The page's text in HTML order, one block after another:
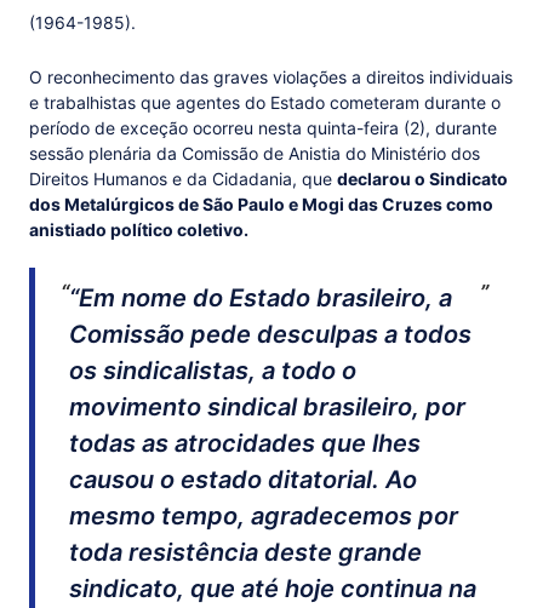
(1964-1985).
O reconhecimento das graves violações a direitos individuais
e trabalhistas que agentes do Estado cometeram durante o
período de exceção ocorreu nesta quinta-feira (2), durante
sessão plenária da Comissão de Anistia do Ministério dos
Direitos Humanos e da Cidadania, que declarou o Sindicato
dos Metalúrgicos de São Paulo e Mogi das Cruzes como
anistiado político coletivo.
“Em nome do Estado brasileiro, a
Comissão pede desculpas a todos
os sindicalistas, a todo o
movimento sindical brasileiro, por
todas as atrocidades que lhes
causou o estado ditatorial. Ao
mesmo tempo, agradecemos por
toda resistência deste grande
sindicato, que até hoje continua na